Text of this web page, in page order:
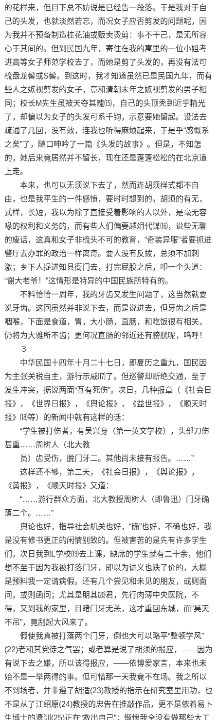
的花样来，但目下总不妨说是已经告一段落。于是我对于自
己的头发，也就淡然若忘，而况女子应否剪发的问题呢，因
为我并不预备制造桂花油或贩卖烫剪：事不干己，是无所容
心于其间的。但到民国九年，寄住在我的寓里的一位小姐考
进高等女子师范学校去了，而她是剪了头发的，再没有法可
梳盘龙髻或S髻。到这时，我才知道虽然已是民国九年，而有
些人之嫉视剪发的女子，竟和清朝末年之嫉视剪发的男子相
同；校长M先生虽被天夺其魄⒂，自己的头顶秃到近乎精光
了，却偏以为女子的头发可系千钧，示意要她留起。设法去
疏通了几回，没有效，连我也听得麻烦起来，于是乎“感慨系
之矣”了，随口呻吟了一篇《头发的故事》。但是，不知怎
的，她后来竟居然并不留长，现在还是蓬蓬松松的在北京道
上走。
本来，也可以无须说下去了，然而连胡须样式都不自
由，也是我平生的一件感愤，要时时想到的。胡须的有无，
式样，长短，我以为除了直接受着影响的人以外，是毫无容
喙的权利和义务的，而有些人们偏要越俎代谋⒃，说些无聊
的废话，这真和女子非梳头不可的教育，“奇装异服”者要抓进
警厅去办罪的政治一样离奇。要人没有反拨，总须不加刺
激；乡下人捉进知县衙门去，打完屁股之后，叩一个头道：
“谢大老爷！”这情形是特异的中国民族所特有的。
不料恰恰一周年，我的牙齿又发生问题了，这当然就要
说牙齿。这回虽然并非说下去，而是说进去，但牙齿之后是
咽喉，下面是食道，胃，大小肠，直肠，和吃饭很有相关，
仍将为大雅所不齿；更何况直肠的邻近还有膀胱呢，呜呼！
３
中华民国十四年十月二十七日，即夏历之重九，国民因
为主张关税自主，游行示威⒄了。但巡警却断绝交通，至于
发生冲突，据说两面“互有死伤”。次日，几种报章（《社会日
报》，《世界日报》，《舆论报》，《益世报》，《顺天时
报》⒅等）的新闻中就有这样的话：
“学生被打伤者，有吴兴身（第一英文学校），头部刀伤
甚重……周树人（北大教
员）齿受伤，脱门牙二。其他尚未接有报告。……”
这样还不够，第二天，《社会日报》，《舆论报》，
《黄报》，《顺天时报》又道：
“……游行群众方面，北大教授周树人（即鲁迅）门牙确
落二个。……”
舆论也好，指导社会机关也好，“确”也好，不确也好，我
是没有修书更正的闲情别致的。但被害苦的是先有许多学生
们，次日我到L学校⒆去上课，缺席的学生就有二十余，他们
想不至于因为我被打落门牙，即以为讲义也跌了价的，大概
是预料我一定请病假。还有几个尝见和未见的朋友，或则面
问，或则函问；尤其是朋其⒇君，先行肉薄中央医院，不
得，又到我的家里，目睹门牙无恙，这才重回东城，而“昊天
不吊”，竟刮起大风来了。
假使我真被打落两个门牙，倒也大可以略平“整顿学风”
(22)者和其党徒之气罢；或者算是说了胡须的报应，——因为
有说下去之嫌，所以该得报应，——依博爱家言，本来也未
始不是一举两得的事。但可惜那一天我竟不在场。我之所以
不到场者，并非遵了胡适(23)教授的指示在研究室里用功，也
不是从了江绍原(24)教授的忠告在推敲作品，更不是依着易卜
生博士的遗训(25)正在“救出自己”；惭愧我全没有做那些大工